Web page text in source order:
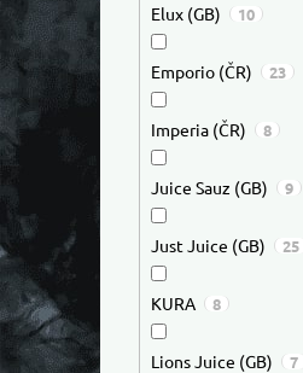
Elux (GB) 10
Emporio (ČR) 23
Imperia (ČR) 8
Juice Sauz (GB) 9
Just Juice (GB) 25
KURA 8
Lions Juice (GB) 7